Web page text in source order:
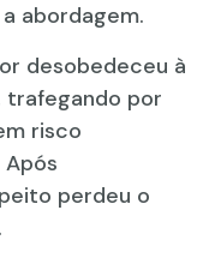
abordagem.
desobedeceu à
trafegando por
risco
perdeu o